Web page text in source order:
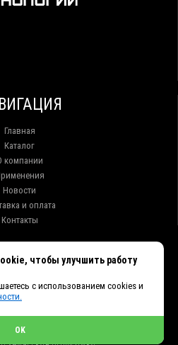
Главная
Каталог
компании
Новости
и оплата
Контакты
93-27-93 - Отдел продаж
- Техническая поддержка
- Отдел продаж
чтобы улучшить работу
с использованием cookies и
OK